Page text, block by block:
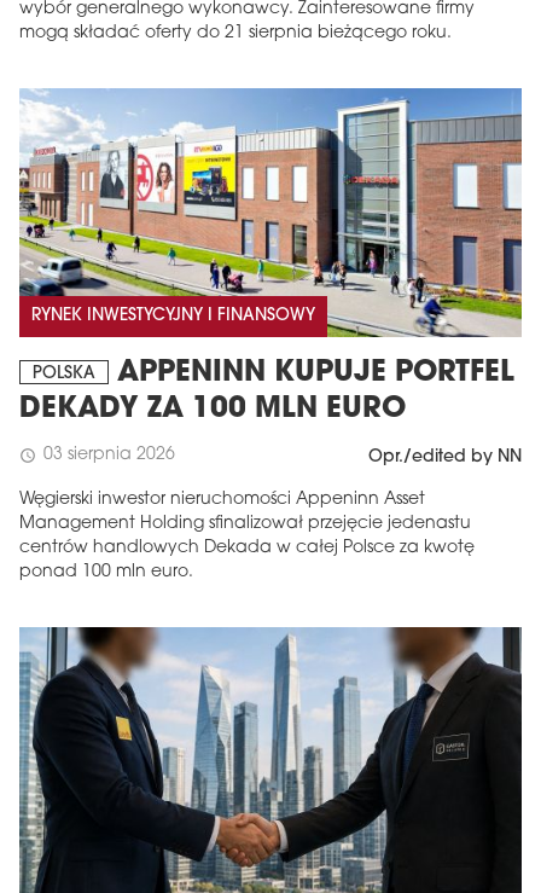
wybór generalnego wykonawcy. Zainteresowane firmy
mogą składać oferty do 21 sierpnia bieżącego roku.
RYNEK INWESTYCYJNY I FINANSOWY
POLSKA
APPENINN KUPUJE PORTFEL
DEKADY ZA 100 MLN EURO
schedule 03 sierpnia 2026 Opr./edited by NN
Węgierski inwestor nieruchomości Appeninn Asset
Management Holding sfinalizował przejęcie jedenastu
centrów handlowych Dekada w całej Polsce za kwotę
ponad 100 mln euro.